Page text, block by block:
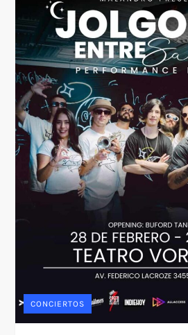
CONCIERTOS